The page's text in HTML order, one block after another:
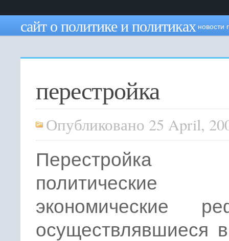
сайт о политике и политиках новости
перестройка
Опубликовано 25 April,
экономические
осуществлявшиеся